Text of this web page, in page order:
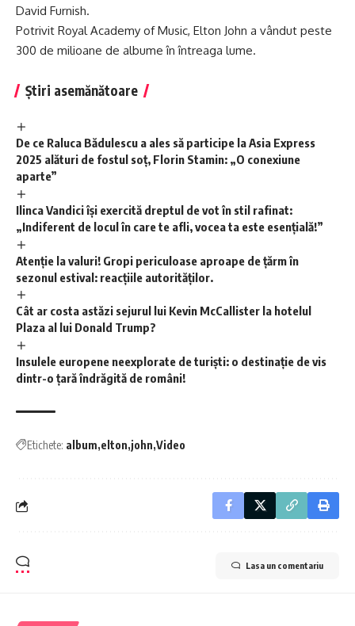
David Furnish.
Potrivit Royal Academy of Music, Elton John a vândut peste
300 de milioane de albume în întreaga lume.
Știri asemănătoare
De ce Raluca Bădulescu a ales să participe la Asia Express
2025 alături de fostul soț, Florin Stamin: „O conexiune
aparte”
Ilinca Vandici își exercită dreptul de vot în stil rafinat:
„Indiferent de locul în care te afli, vocea ta este esențială!”
Atenție la valuri! Gropi periculoase aproape de țărm în
sezonul estival: reacțiile autorităților.
Cât ar costa astăzi sejurul lui Kevin McCallister la hotelul
Plaza al lui Donald Trump?
Insulele europene neexplorate de turiști: o destinație de vis
dintr-o țară îndrăgită de români!
Etichete: album elton john Video
Lasa un comentariu